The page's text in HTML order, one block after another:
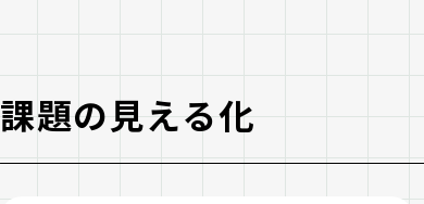
課題の見える化